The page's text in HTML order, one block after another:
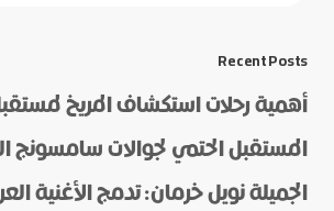
Recent Posts
أهمية رحلات استكشاف المريخ
المستقبل الحتمي لجوالات سامسونج
الجميلة نويل خرمان: تدمج الأغنية